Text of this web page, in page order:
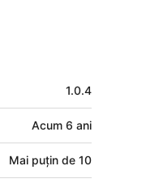
1.0.4
Acum 6 ani
Mai puțin de 10